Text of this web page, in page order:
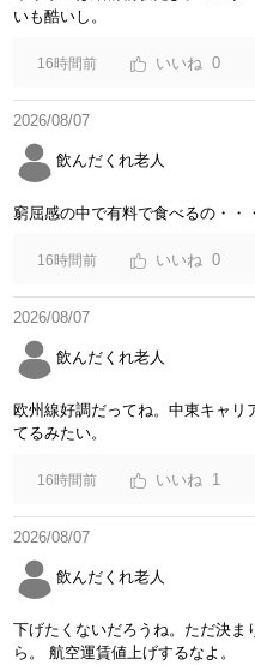
いも酷いし。
16時間前 0
2026/08/07
飲んだくれ老人
窮屈感の中で有料で食べるの・・
16時間前 0
2026/08/07
飲んだくれ老人
欧州線好調だってね。中東キャリ
てるみたい。
16時間前 1
2026/08/07
飲んだくれ老人
下げたくないだろうね。ただ決ま
ら。 航空運賃値上げするなよ。